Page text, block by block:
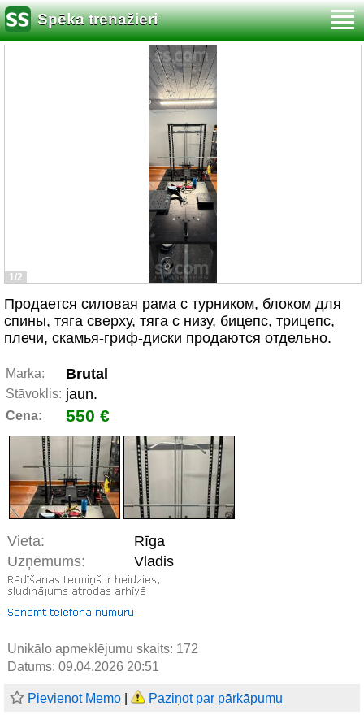
Spēka trenažieri
1/2
Продается силовая рама с турником, блоком для
спины, тяга сверху, тяга с низу, бицепс, трицепс,
плечи, скамья-гриф-диски продаются отдельно.
Marka: Brutal
Stāvoklis: jaun.
Cena: 550 €
Vieta:
Rīga
Uzņēmums:
Vladis
Unikālo apmeklējumu skaits: 172
Datums: 09.04.2026 20:51
Pievienot Memo Paziņot par pārkāpumu